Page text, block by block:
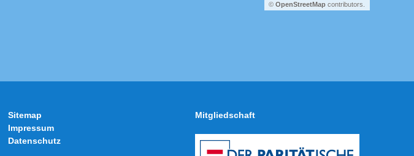
©OpenStreetMap contributors.
Sitemap
Impressum
Datenschutz
Mitgliedschaft